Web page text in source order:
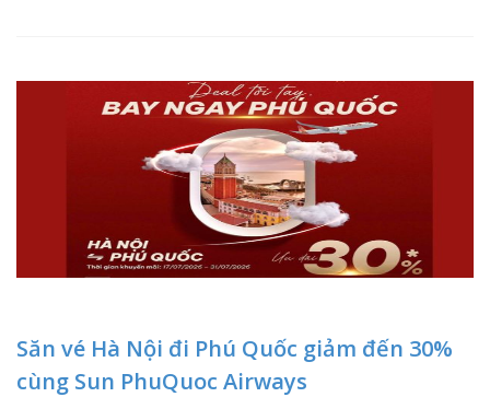
Săn vé Hà Nội đi Phú Quốc giảm đến 30%
cùng Sun PhuQuoc Airways